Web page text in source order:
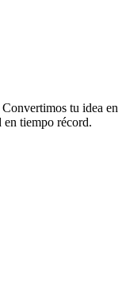
tu idea en
tiempo récord.